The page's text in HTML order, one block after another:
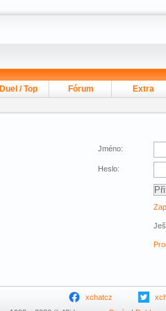
Duel / Top Fórum Extra
Jméno:
Heslo:
xchatcz